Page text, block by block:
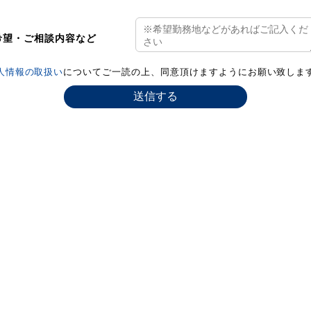
望・ご相談内容など
情報の取扱いについてご一読の上、同意頂けますようにお願い致しま